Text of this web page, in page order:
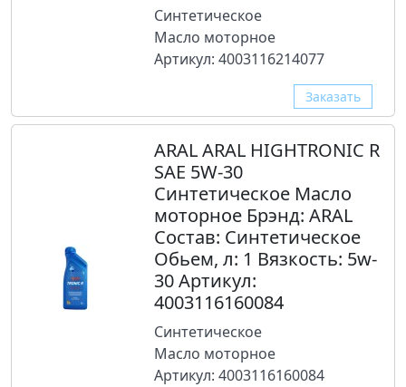
Синтетическое
Масло моторное
Артикул: 4003116214077
Заказать
ARAL ARAL HIGHTRONIC R
SAE 5W-30
Синтетическое Масло
моторное Брэнд: ARAL
Состав: Синтетическое
Обьем, л: 1 Вязкость: 5w-
30 Артикул:
4003116160084
Синтетическое
Масло моторное
Артикул: 4003116160084